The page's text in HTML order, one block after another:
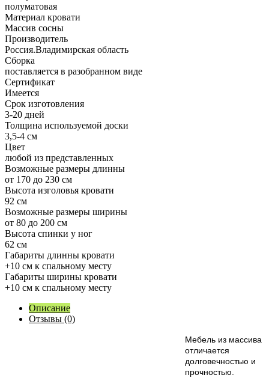
полуматовая
Материал кровати
Массив сосны
Производитель
Россия.Владимирская область
Сборка
поставляется в разобранном виде
Сертификат
Имеется
Срок изготовления
3-20 дней
Толщина используемой доски
3,5-4 см
Цвет
любой из представленных
Возможные размеры длинны
от 170 до 230 см
Высота изголовья кровати
92 см
Возможные размеры ширины
от 80 до 200 см
Высота спинки у ног
62 см
Габариты длинны кровати
+10 см к спальному месту
Габариты ширины кровати
+10 см к спальному месту
Описание
Отзывы (0)
Мебель из массива
отличается
долговечностью и
прочностью.